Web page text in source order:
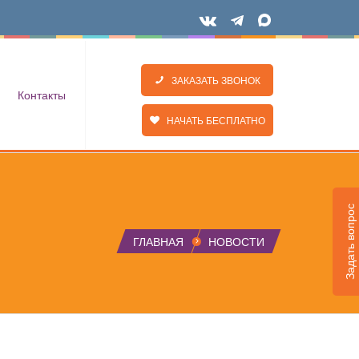
Контакты
ЗАКАЗАТЬ ЗВОНОК
НАЧАТЬ БЕСПЛАТНО
ГЛАВНАЯ НОВОСТИ Задать вопрос